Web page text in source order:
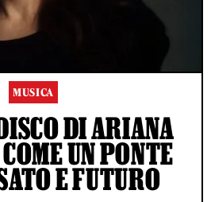
MUSICA
DI ARIANA
UN PONTE
E FUTURO